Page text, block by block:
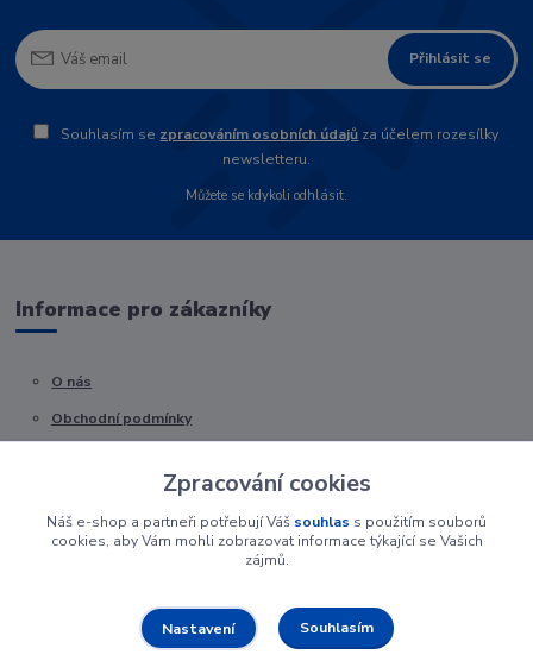
Přihlásit se
Souhlasím se zpracováním osobních údajů za účelem rozesílky
newsletteru.
Můžete se kdykoli odhlásit.
Informace pro zákazníky
O nás
Obchodní podmínky
Zpracování cookies
Náš e-shop a partneři potřebují Váš souhlas s použitím souborů
cookies, aby Vám mohli zobrazovat informace týkající se Vašich
zájmů.
Nastavení Souhlasím